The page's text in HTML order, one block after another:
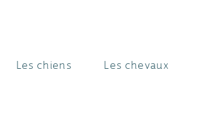
Les chiens Les chevaux